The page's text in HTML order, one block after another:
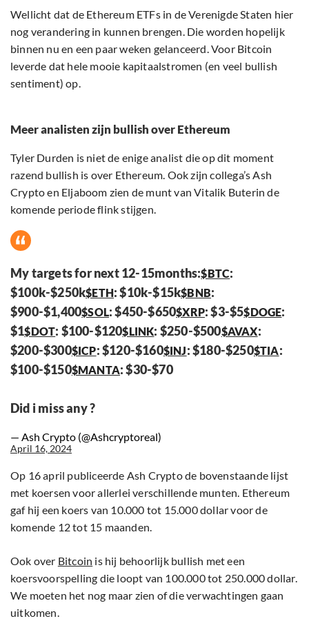
Wellicht dat de Ethereum ETFs in de Verenigde Staten hier
nog verandering in kunnen brengen. Die worden hopelijk
binnen nu en een paar weken gelanceerd. Voor Bitcoin
leverde dat hele mooie kapitaalstromen (en veel bullish
sentiment) op.
Meer analisten zijn bullish over Ethereum
Tyler Durden is niet de enige analist die op dit moment
razend bullish is over Ethereum. Ook zijn collega’s Ash
Crypto en Eljaboom zien de munt van Vitalik Buterin de
komende periode flink stijgen.
My targets for next 12-15months:$BTC:
$100k-$250k$ETH: $10k-$15k$BNB:
$900-$1,400$SOL: $450-$650$XRP: $3-$5$DOGE:
$1$DOT: $100-$120$LINK: $250-$500$AVAX:
$200-$300$ICP: $120-$160$INJ: $180-$250$TIA:
$100-$150$MANTA: $30-$70
Did i miss any ?
— Ash Crypto (@Ashcryptoreal)
April 16, 2024
Op 16 april publiceerde Ash Crypto de bovenstaande lijst
met koersen voor allerlei verschillende munten. Ethereum
gaf hij een koers van 10.000 tot 15.000 dollar voor de
komende 12 tot 15 maanden.
Ook over Bitcoin is hij behoorlijk bullish met een
koersvoorspelling die loopt van 100.000 tot 250.000 dollar.
We moeten het nog maar zien of die verwachtingen gaan
uitkomen.